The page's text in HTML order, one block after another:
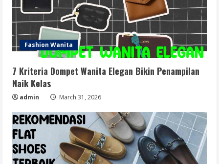
Fashion Wanita
7 Kriteria Dompet Wanita Elegan Bikin Penampilan
Naik Kelas
admin March 31, 2026